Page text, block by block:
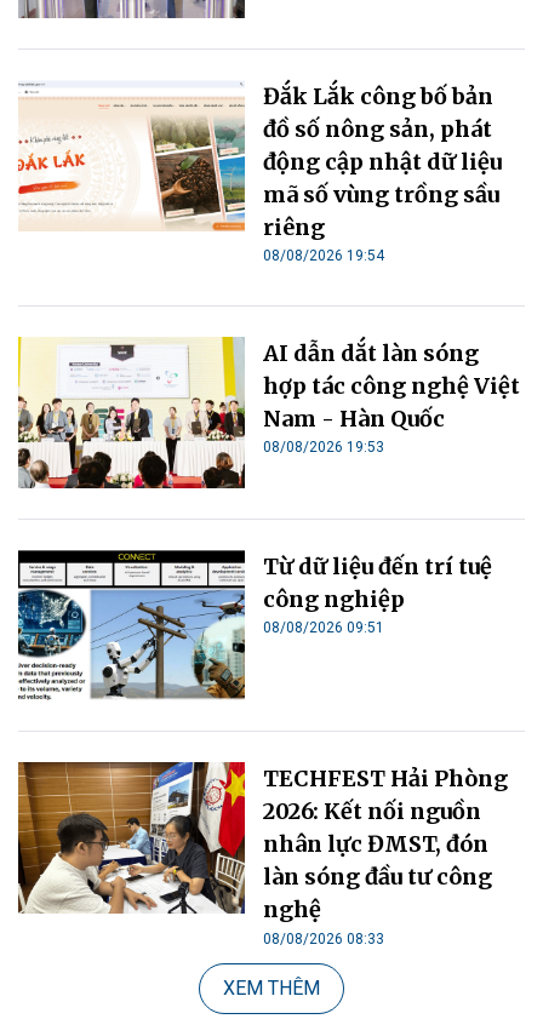
Đắk Lắk công bố bản
đồ số nông sản, phát
động cập nhật dữ liệu
mã số vùng trồng sầu
riêng
08/08/2026 19:54
AI dẫn dắt làn sóng
hợp tác công nghệ Việt
Nam - Hàn Quốc
08/08/2026 19:53
Từ dữ liệu đến trí tuệ
công nghiệp
08/08/2026 09:51
TECHFEST Hải Phòng
2026: Kết nối nguồn
nhân lực ĐMST, đón
làn sóng đầu tư công
nghệ
08/08/2026 08:33
XEM THÊM